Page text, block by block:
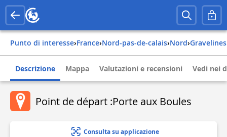
Punto di interesse› france› nord-pas-de-calais› nord› gravelines
Descrizione Mappa Valutazioni e recensioni Vedi nei
Point de départ :Porte aux Boules
Consulta su applicazione